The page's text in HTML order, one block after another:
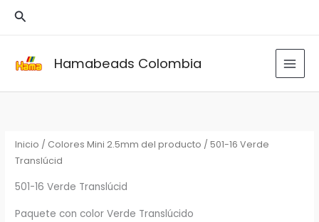
Buscar
Hamabeads Colombia
Inicio / Colores Mini 2.5mm del producto / 501-16 Verde
Translúcid
501-16 Verde Translúcid
Paquete con color Verde Translúcido